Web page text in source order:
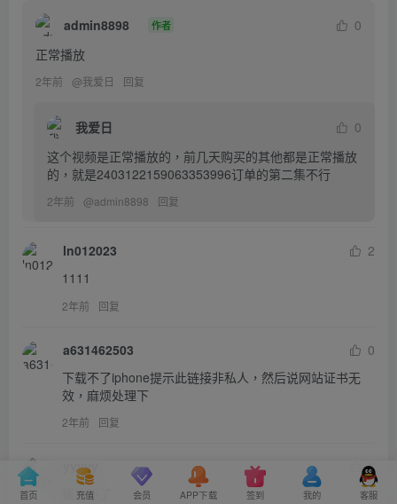
admin8898 作者
0
正常播放
2年前 @我爱日 回复
我爱日
0
这个视频是正常播放的，前几天购买的其他都是正常播放
的，就是2403122159063353996订单的第二集不行
2年前 @admin8898 回复
ln012023
2
1111
2年前 回复
a631462503
0
下载不了iphone提示此链接非私人，然后说网站证书无
效，麻烦处理下
2年前 回复
yyyyy
1
播放不了
首页 充值 会员 APP下载 签到 我的 客服